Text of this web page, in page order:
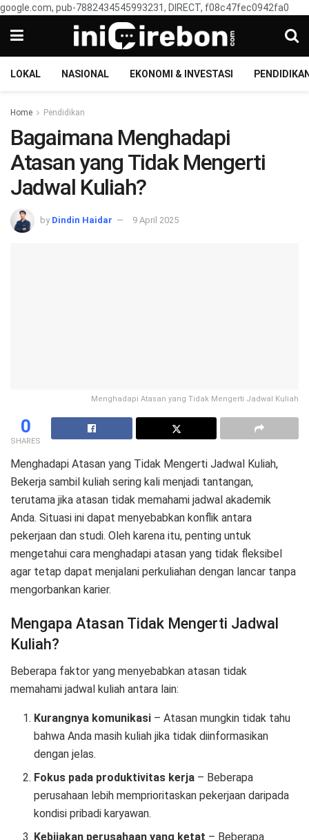
google.com, pub-7882434545993231, DIRECT, f08c47fec0942fa0
LOKAL NASIONAL EKONOMI & INVESTASI
Home Pendidikan
Bagaimana Menghadapi
Atasan yang Tidak Mengerti
Jadwal Kuliah?
by Dindin Haidar 9 April 2025
Menghadapi Atasan yang Tidak Mengerti Jadwal Kuliah
0
SHARES
Menghadapi Atasan yang Tidak Mengerti Jadwal Kuliah,
Bekerja sambil kuliah sering kali menjadi tantangan,
terutama jika atasan tidak memahami jadwal akademik
Anda. Situasi ini dapat menyebabkan konflik antara
pekerjaan dan studi. Oleh karena itu, penting untuk
mengetahui cara menghadapi atasan yang tidak fleksibel
agar tetap dapat menjalani perkuliahan dengan lancar tanpa
mengorbankan karier.
Mengapa Atasan Tidak Mengerti Jadwal
Kuliah?
Beberapa faktor yang menyebabkan atasan tidak
memahami jadwal kuliah antara lain:
Kurangnya komunikasi – Atasan mungkin tidak tahu
bahwa Anda masih kuliah jika tidak diinformasikan
dengan jelas.
Fokus pada produktivitas kerja – Beberapa
perusahaan lebih memprioritaskan pekerjaan daripada
kondisi pribadi karyawan.
Kebijakan perusahaan yang ketat – Beberapa